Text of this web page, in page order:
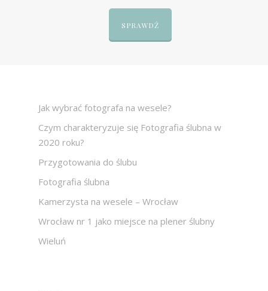
SPRAWDŹ
Jak wybrać fotografa na wesele?
Czym charakteryzuje się Fotografia ślubna w
2020 roku?
Przygotowania do ślubu
Fotografia ślubna
Kamerzysta na wesele – Wrocław
Wrocław nr 1 jako miejsce na plener ślubny
Wieluń